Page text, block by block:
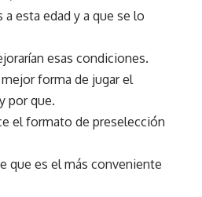
esta edad y a que se lo
esas condiciones.
forma de jugar el
por que.
el formato de preselección
que es el más conveniente